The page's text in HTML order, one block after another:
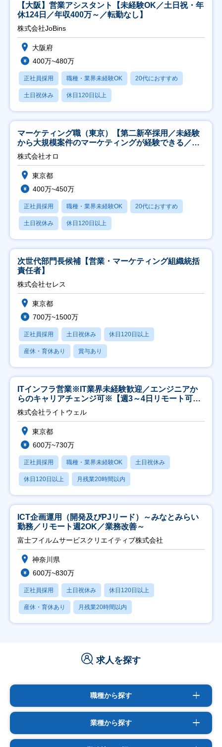
【大阪】営業アシスタント【未経験OK／土日祝・年
休124日／年収400万～／転勤なし】
株式会社JoBins
大阪府
400万~480万
正社員採用 職種・業界未経験OK 20代におすすめ
土日祝休み 休日120日以上
マーケティング職（東京）【第二新卒採用／未経験
から大規模案件のマーケティングが経験できる／研
修充実】
株式会社オロ
東京都
400万~450万
正社員採用 職種・業界未経験OK 20代におすすめ
土日祝休み 休日120日以上
次世代部門長候補【営業・マーケティング組織統括
責任者】
株式会社セレス
東京都
700万~1500万
正社員採用 土日祝休み 休日120日以上
産休・育休あり 賞与あり
ITインフラ営業※IT業界未経験歓迎／エンジニアか
らのキャリアチェンジ可※【週3～4日リモート可
能】
株式会社ライトウェル
東京都
600万~730万
正社員採用 職種・業界未経験OK 土日祝休み
休日120日以上 月残業20時間以内
ICT企画運用（開発及びPJリード）～みなとみらい
勤務／リモート週2OK／業務改善～
富士フイルムサービスクリエイティブ株式会社
神奈川県
600万~830万
正社員採用 土日祝休み 休日120日以上
産休・育休あり 月残業20時間以内
求人を探す
職種から探す
業種から探す